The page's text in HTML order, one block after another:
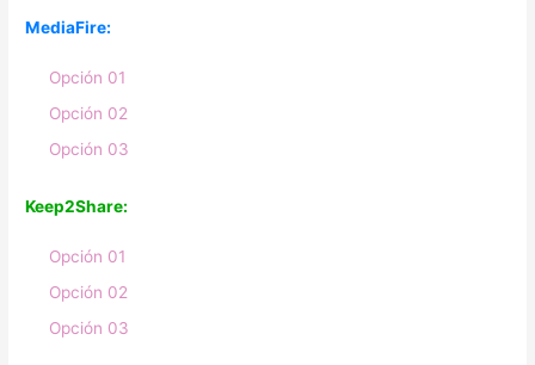
MediaFire:
Opción 01
Opción 02
Opción 03
Keep2Share:
Opción 01
Opción 02
Opción 03